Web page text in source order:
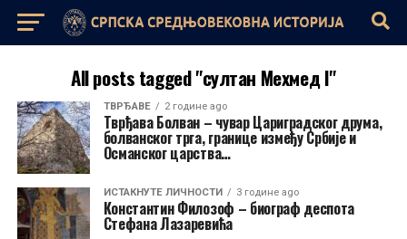
All posts tagged "султан Мехмед I"
ТВРЂАВЕ 2 године ago
Тврђава Болван – чувар Цариградског друма,
болванског трга, границе између Србије и
Османског царства…
ИСТАКНУТЕ ЛИЧНОСТИ 3 године ago
Константин Филозоф – биограф деспота
Стефана Лазаревића